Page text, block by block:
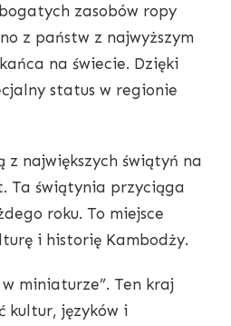
zasobów ropy
z państw z najwyższym
na świecie. Dzięki
status w regionie
z największych świątyń na
Ta świątynia przyciąga
roku. To miejsce
i historię Kambodży.
miniaturze”. Ten kraj
kultur, języków i